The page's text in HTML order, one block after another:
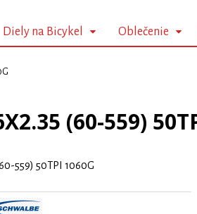
Diely na Bicykel Oblečenie
(60-559)
559) 50TPI 1060G